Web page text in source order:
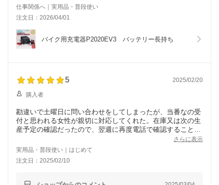
仕事関係へ｜実用品・普段使い
注文日：2026/04/01
バイク用充電器P2020EV3　バッテリー長持ち
5 2025/02/20
購入者
勘違いで土曜日に問い合わせをしてしまったが、当番なの受
付と思われる女性が親切に対応してくれた。在庫又は次の生
産予定の確認だったので、翌週に再度電話で確認することに
なった。月曜の朝には「在庫有り、すぐ出荷できます」の連
絡があった。更に質問があったので折り返し電話したとこ
ろ、受け付けた女性が担当にかわること無く（待たせること
無く）、詳細に回答してくれ購入することができた。
する製品なので、プロでなくても安心して使うことができ
さらに表示
実用品・普段使い｜はじめて
注文日：2025/02/10